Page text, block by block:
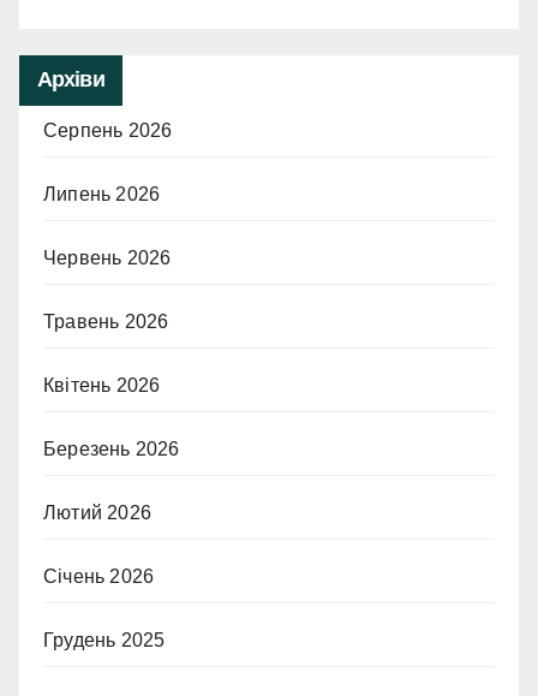
Архіви
Серпень 2026
Липень 2026
Червень 2026
Травень 2026
Квітень 2026
Березень 2026
Лютий 2026
Січень 2026
Грудень 2025